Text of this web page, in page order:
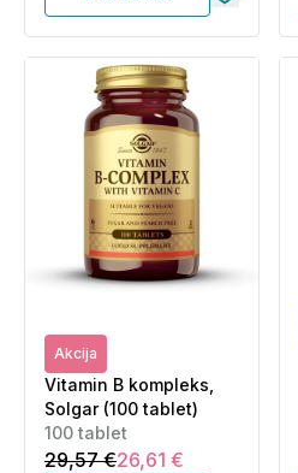
Akcija
Vitamin B kompleks,
Solgar (100 tablet)
100 tablet
29,57 €26,61 €